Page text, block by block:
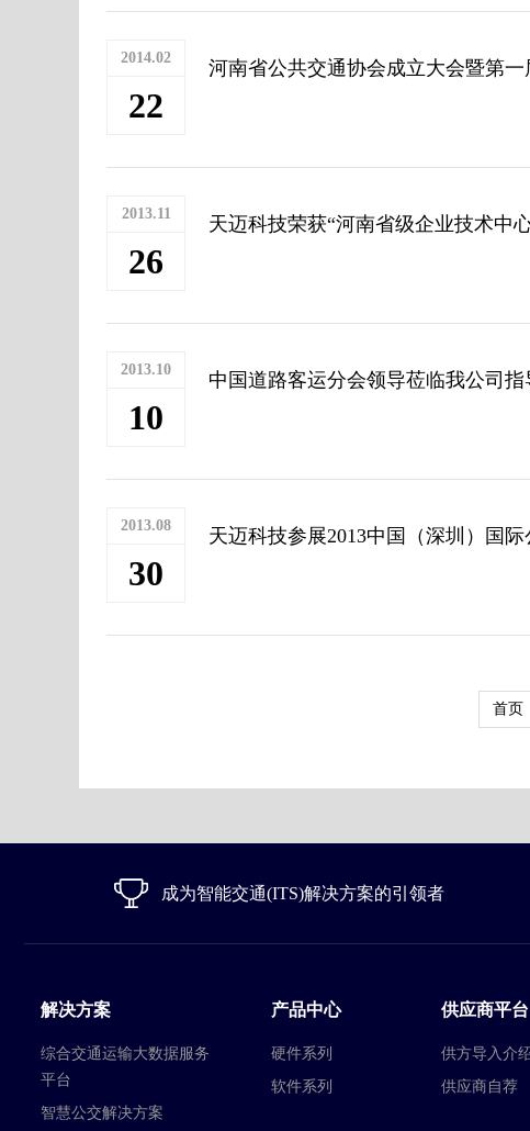
2014.02
22
河南省公共交通协会成立大会暨第
2013.11
26
天迈科技荣获“河南省级企业技术中
2013.10
10
中国道路客运分会领导莅临我公司指
2013.08
30
天迈科技参展2013中国（深圳）国
首页
成为智能交通(ITS)解决方案的引领者
解决方案
综合交通运输大数据服务
平台
智慧公交解决方案
产品中心
硬件系列
软件系列
供应商平台
供方导入介
供应商自荐